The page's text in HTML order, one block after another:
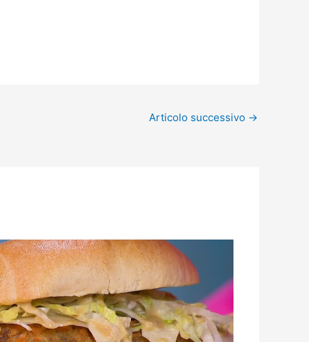
Articolo successivo →